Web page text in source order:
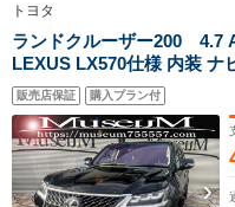
トヨタ
ランドクルーザー200 4.7
LEXUS LX570仕様 内装 ナ
販売店保証 購入プラン付